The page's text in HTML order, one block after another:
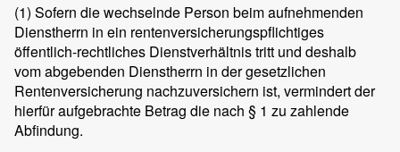
(1) Sofern die wechselnde Person beim aufnehmenden
Dienstherrn in ein rentenversicherungspflichtiges
öffentlich-rechtliches Dienstverhältnis tritt und deshalb
vom abgebenden Dienstherrn in der gesetzlichen
Rentenversicherung nachzuversichern ist, vermindert der
hierfür aufgebrachte Betrag die nach § 1 zu zahlende
Abfindung.